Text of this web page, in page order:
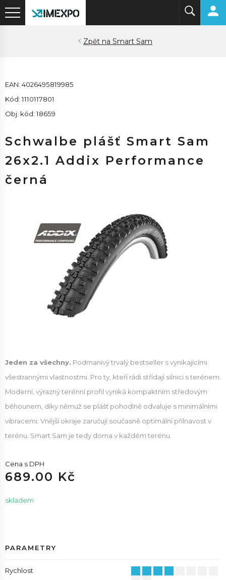
Smart Sam
EAN: 4026495819985
Kód: 1110117801
Obj. kód: 18659
Schwalbe plášť Smart Sam
26x2.1 Addix Performance
černá
Jeden za všechny. Podmanivý trvalý bestseller s vynikajícími
všestrannými vlastnostmi. Pro ty, kteří rádi střídají silnici s terénem.
Moderní, výrazný terénní profil vyniká kompaktním středovým
běhounem, díky němuž se plášť pohodlně odvaluje s minimálními
vibracemi. Vnější okraje zaručují současně optimální přilnavost v
terénu. Smart Sam je tedy doma v každém terénu.
Cena s DPH
689.00 Kč
skladem
PARAMETRY
Rychlost